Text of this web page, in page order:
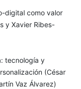
digital como valor
y Xavier Ribes-
tecnología y
(César
Vaz Álvarez)